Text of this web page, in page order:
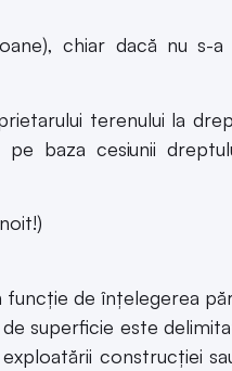
chiar dacă nu s-a
terenului la
baza cesiunii
funcție de înțelegerea
superficie este
construcției